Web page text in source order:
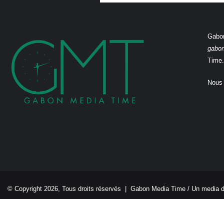
Time.
© Copyright 2026, Tous droits réservés | Gabon Media Time / Un media